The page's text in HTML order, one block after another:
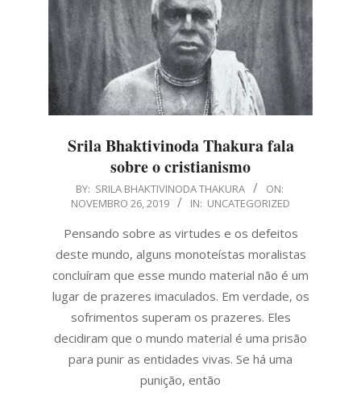
Srila Bhaktivinoda Thakura fala
sobre o cristianismo
2019-BY: SRILA BHAKTIVINODA THAKURA
ON:
NOVEMBRO 26, 2019
IN: UNCATEGORIZED
Pensando sobre as virtudes e os defeitos
deste mundo, alguns monoteístas moralistas
concluíram que esse mundo material não é um
lugar de prazeres imaculados. Em verdade, os
sofrimentos superam os prazeres. Eles
decidiram que o mundo material é uma prisão
para punir as entidades vivas. Se há uma
punição, então